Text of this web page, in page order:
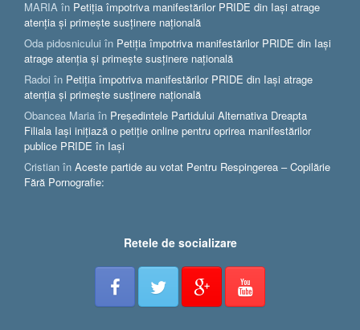
MARIA în Petiția împotriva manifestărilor PRIDE din Iași atrage
atenția și primește susținere națională
Oda pidosnicului în Petiția împotriva manifestărilor PRIDE din Iași
atrage atenția și primește susținere națională
Radoi în Petiția împotriva manifestărilor PRIDE din Iași atrage
atenția și primește susținere națională
Obancea Maria în Președintele Partidului Alternativa Dreapta
Filiala Iași inițiază o petiție online pentru oprirea manifestărilor
publice PRIDE în Iași
Cristian în Aceste partide au votat Pentru Respingerea – Copilărie
Fără Pornografie:
Retele de socializare